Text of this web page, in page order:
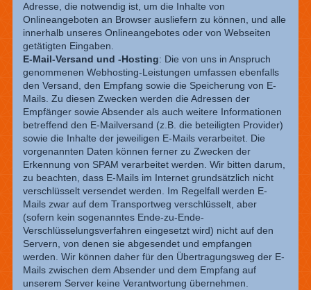
Adresse, die notwendig ist, um die Inhalte von
Onlineangeboten an Browser ausliefern zu können, und alle
innerhalb unseres Onlineangebotes oder von Webseiten
getätigten Eingaben.
E-Mail-Versand und -Hosting: Die von uns in Anspruch
genommenen Webhosting-Leistungen umfassen ebenfalls
den Versand, den Empfang sowie die Speicherung von E-
Mails. Zu diesen Zwecken werden die Adressen der
Empfänger sowie Absender als auch weitere Informationen
betreffend den E-Mailversand (z.B. die beteiligten Provider)
sowie die Inhalte der jeweiligen E-Mails verarbeitet. Die
vorgenannten Daten können ferner zu Zwecken der
Erkennung von SPAM verarbeitet werden. Wir bitten darum,
zu beachten, dass E-Mails im Internet grundsätzlich nicht
verschlüsselt versendet werden. Im Regelfall werden E-
Mails zwar auf dem Transportweg verschlüsselt, aber
(sofern kein sogenanntes Ende-zu-Ende-
Verschlüsselungsverfahren eingesetzt wird) nicht auf den
Servern, von denen sie abgesendet und empfangen
werden. Wir können daher für den Übertragungsweg der E-
Mails zwischen dem Absender und dem Empfang auf
unserem Server keine Verantwortung übernehmen.